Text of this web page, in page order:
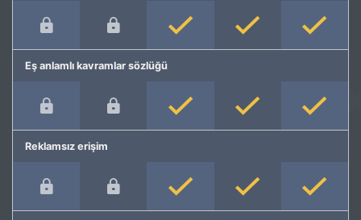
Eş anlamlı kavramlar sözlüğü
Reklamsız erişim